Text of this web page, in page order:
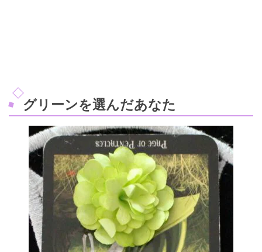
グリーンを選んだあなた